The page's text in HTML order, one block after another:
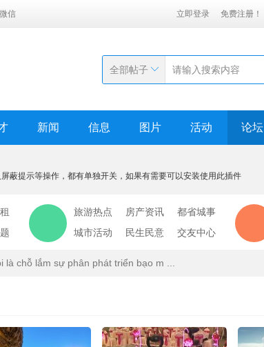
信 立即登录 免费注册！
全部帖子
新闻 信息 图片 活动 论坛
蔽提示等操作，都有单独开关，如果有需要可以安装使用此插件
旅游热点 房产资讯
都省城事
城市活动
民生民意 交友中心
là chỗ lắm sự phân phát triển bạo m ...